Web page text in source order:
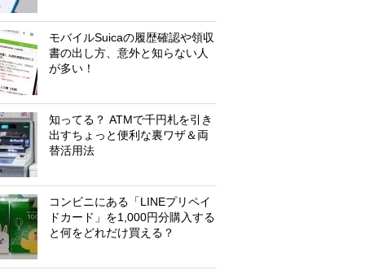
モバイルSuicaの履歴確認や領収
書の出し方、意外と知らない人
が多い！
知ってる？ ATMで千円札を引き
出すちょっと便利な裏ワザ＆両
替活用法
コンビニにある「LINEプリペイ
ドカード」を1,000円分購入する
と何をどれだけ買える？